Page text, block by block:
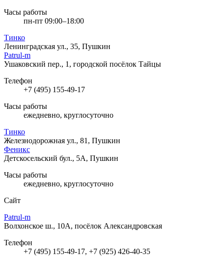
Часы работы
пн-пт 09:00–18:00
Тинко
Ленинградская ул., 35, Пушкин
Patrul-m
Ушаковский пер., 1, городской посёлок Тайцы
Телефон
+7 (495) 155-49-17
Часы работы
ежедневно, круглосуточно
Тинко
Железнодорожная ул., 81, Пушкин
Феникс
Детскосельский бул., 5А, Пушкин
Часы работы
ежедневно, круглосуточно
Сайт
Patrul-m
Волхонское ш., 10А, посёлок Александровская
Телефон
+7 (495) 155-49-17, +7 (925) 426-40-35